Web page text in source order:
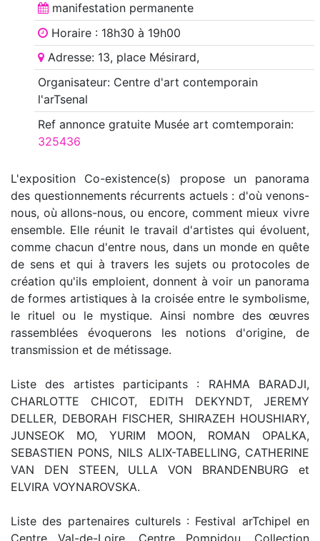
manifestation permanente
Horaire : 18h30 à 19h00
Adresse: 13, place Mésirard,
Organisateur: Centre d'art contemporain
l'arTsenal
Ref annoncegratuite Musée art comtemporain:
325436
L'exposition Co-existence(s) propose un panorama
des questionnements récurrents actuels : d'où venons-
nous, où allons-nous, ou encore, comment mieux vivre
ensemble. Elle réunit le travail d'artistes qui évoluent,
comme chacun d'entre nous, dans un monde en quête
de sens et qui à travers les sujets ou protocoles de
création qu'ils emploient, donnent à voir un panorama
de formes artistiques à la croisée entre le symbolisme,
le rituel ou le mystique. Ainsi nombre des œuvres
rassemblées évoquerons les notions d'origine, de
transmission et de métissage.
Liste des artistes participants : RAHMA BARADJI,
CHARLOTTE CHICOT, EDITH DEKYNDT, JEREMY
DELLER, DEBORAH FISCHER, SHIRAZEH HOUSHIARY,
JUNSEOK MO, YURIM MOON, ROMAN OPALKA,
SEBASTIEN PONS, NILS ALIX-TABELLING, CATHERINE
VAN DEN STEEN, ULLA VON BRANDENBURG et
ELVIRA VOYNAROVSKA.
Liste des partenaires culturels : Festival arTchipel en